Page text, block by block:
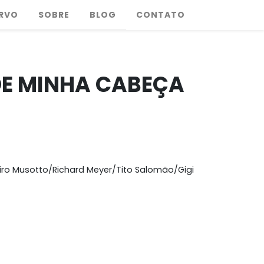
SOBRE BLOG CONTATO
MINHA CABEÇA
Musotto/Richard Meyer/Tito Salomão/Gigi